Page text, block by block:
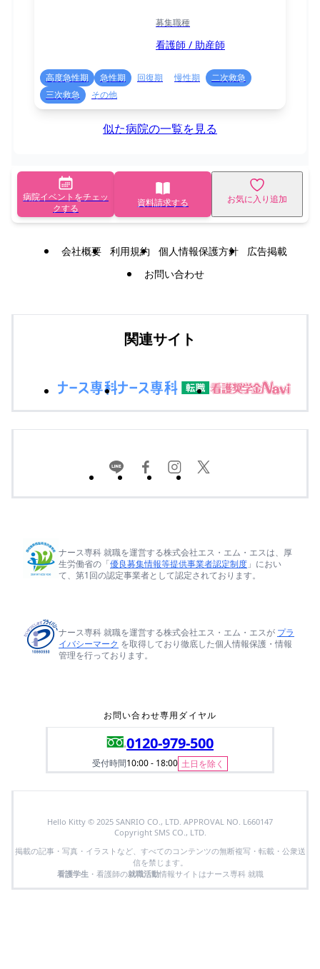
募集職種
看護師 / 助産師
高度急性期 急性期 回復期 慢性期
二次救急
三次救急
その他
似た病院の一覧を見る
病院イベントをチェッ
クする
資料請求する お気に入り追加
会社概要 利用規約 個人情報保護方針
広告掲載
お問い合わせ
関連サイト
ナース専科 就職を運営する株式会社エス・エム・エスは、厚
生労働省の「優良募集情報等提供事業者認定制度 」におい
て、第1回の認定事業者として認定されております。
ナース専科 就職を運営する株式会社エス・エム・エスが プラ
イバシーマーク を取得しており徹底した個人情報保護・情報
管理を行っております。
お問い合わせ専用ダイヤル
0120-979-500
受付時間10:00 - 18:00 土日を除く
Hello Kitty © 2025 SANRIO CO., LTD. APPROVAL NO. L660147
Copyright SMS CO., LTD.
掲載の記事・写真・イラストなど、すべてのコンテンツの無断複写・転載・公衆送
信を禁じます。
看護学生 ・看護師の就職活動情報サイトはナース専科 就職